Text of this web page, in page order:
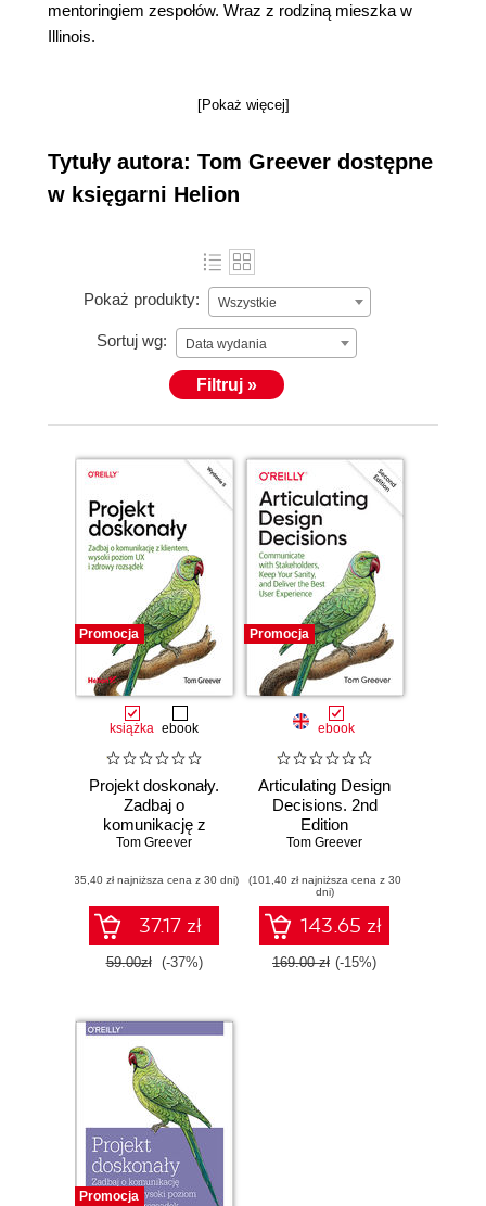
mentoringiem zespołów. Wraz z rodziną mieszka w
Illinois.
[Pokaż więcej]
Tytuły autora: Tom Greever dostępne
w księgarni Helion
Pokaż produkty: Wszystkie
Sortuj wg: Data wydania
Filtruj »
Promocja
książka ebook
Projekt doskonały.
Zadbaj o
komunikację z
klientem, wysoki
zdrowy rozsądek.
Wydanie II
Tom Greever
(35,40 zł najniższa cena z 30 dni)
37.17 zł
59.00zł (-37%)
Promocja
ebook
Articulating Design
Decisions. 2nd
Edition
Tom Greever
(101,40 zł najniższa cena z 30
dni)
143.65 zł
169.00 zł (-15%)
Promocja